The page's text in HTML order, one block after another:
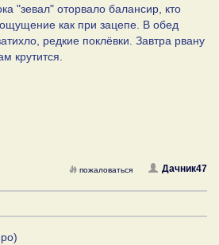
"зевал" оторвало балансир, кто
как при зацепе. В обед
редкие поклёвки. Завтра рвану
крутится.
Дачник47
пожаловаться